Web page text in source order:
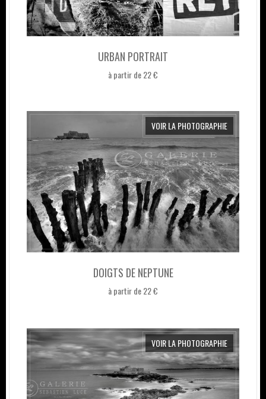
URBAN PORTRAIT
à partir de 22 €
DOIGTS DE NEPTUNE
à partir de 22 €
VOIR LA PHOTOGRAPHIE
VOIR LA PHOTOGRAPHIE